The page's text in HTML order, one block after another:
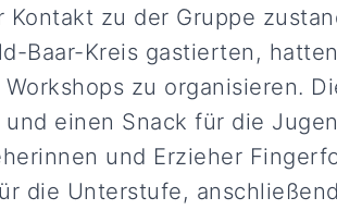
zu der Gruppe
Baar-Kreis gastierten,
zu organisieren.
einen Snack für die
und Erzieher
die Unterstufe,